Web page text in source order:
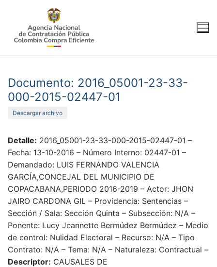
contenido
Documento: 2016_05001-23-33-
000-2015-02447-01
Descargar archivo
Detalle: 2016_05001-23-33-000-2015-02447-01 –
Fecha: 13-10-2016 – Número Interno: 02447-01 –
Demandado: LUIS FERNANDO VALENCIA
GARCÍA,CONCEJAL DEL MUNICIPIO DE
COPACABANA,PERIODO 2016-2019 – Actor: JHON
JAIRO CARDONA GIL – Providencia: Sentencias –
Sección / Sala: Sección Quinta – Subsección: N/A –
Ponente: Lucy Jeannette Bermúdez Bermúdez – Medio
de control: Nulidad Electoral – Recurso: N/A – Tipo
Contrato: N/A – Tema: N/A – Naturaleza: Contractual –
Descriptor: CAUSALES DE